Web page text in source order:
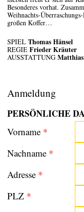
Besonderes vorhat.
Weihnachts-
großen Koffer…
SPIEL Thomas Hänsel
REGIE Frieder Kräuter
AUSSTATTUNG
Anmeldung
PERSÖNLICHE
Vorname *
Nachname *
Adresse *
PLZ *